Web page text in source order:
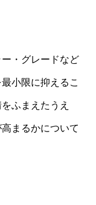
・グレードなど
小限に抑えるこ
ふまえたうえ
まるかについて